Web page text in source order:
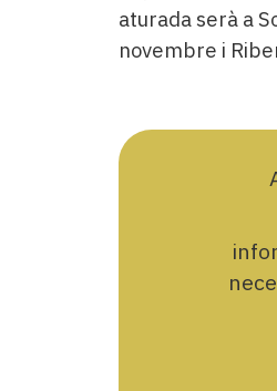
aturada serà a
novembre i